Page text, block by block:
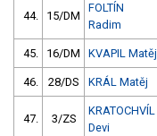
44. 15/DM
FOLTÍN
Radim
45. 16/DM KVAPIL Matěj
46. 28/DS KRÁL Matěj
47. 3/ZS
KRATOCHVÍL
Devi